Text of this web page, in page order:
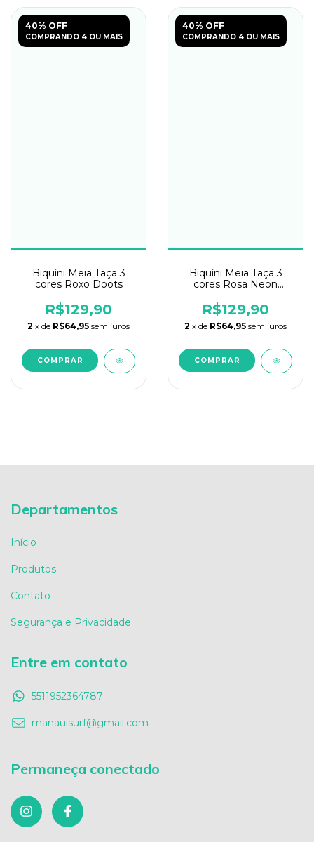
40% OFF
COMPRANDO 4 OU MAIS
Biquíni Meia Taça 3
cores Roxo Doots
R$129,90
2 x de R$64,95 sem juros
COMPRAR
40% OFF
COMPRANDO 4 OU MAIS
Biquíni Meia Taça 3
cores Rosa Neon
R$129,90
2 x de R$64,95 sem juros
COMPRAR
Departamentos
Início
Produtos
Contato
Segurança e Privacidade
Entre em contato
5511952364787
manauisurf@gmail.com
Permaneça conectado